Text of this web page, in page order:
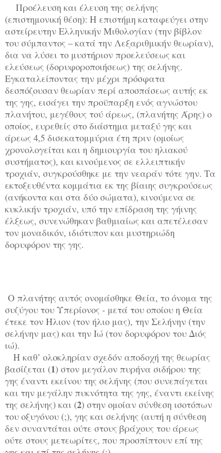
Προέλευση και έλευση της σελήνης
(επιστημονική θέση): Η επιστήμη καταφεύγει στην
αστείρευτην Ελληνικήν Μιθολογίαν (την βίβλον
του σύμπαντος – κατά την Λεξαριθμικήν θεωρίαν),
δια να λύσει το μυστήριον προελεύσεως και
ελεύσεως (δορυφοροποιήσεως) της σελήνης.
Εγκαταλείποντας την μέχρι πρόσφατα
δεσπόζουσαν θεωρίαν περί αποσπάσεως αυτής εκ
της γης, εισάγει την προϋπαρξη ενός αγνώστου
πλανήτου, μεγέθους τού άρεως, (πλανήτης Άρης) ο
οποίος, ευρεθείς στο διάστημα μεταξύ γης και
άρεως 4,5 δισεκατομμύρια έτη πριν (ομοίως
χρονολογείται και η δημιουργία του ηλιακού
συστήματος), και κινούμενος σε ελλειπτικήν
τροχιάν, συγκρούσθηκε με την νεαράν τότε γην. Τα
εκτοξευθέντα κομμάτια εκ της βίαιης συγκρούσεως
(ανήκοντα και στα δύο σώματα), κινούμενα σε
κυκλικήν τροχιάν, υπό την επίδραση της γήινης
έλξεως, συνενώθηκαν βαθμιαίως και απετέλεσαν
τον μοναδικόν, ιδιότυπον και μυστηριώδη
δορυφόρον της γης.
Ο πλανήτης αυτός ονομάσθηκε Θεία, το όνομα της
συζύγου του Υπερίονος - μετά του οποίου η Θεία
έτεκε τον Ήλιον (τον ήλιο μας), την Σελήνην (την
σελήνην μας) και την Ιώ (τον δορυφόρον του Διός
ιώ).
Η καθ’ ολοκληρίαν σχεδόν αποδοχή της θεωρίας
βασίζεται (1) στον μεγάλον πυρήνα σιδήρου της
γης έναντι εκείνου της σελήνης (που συνεπάγεται
και την μεγάλην πυκνότητα της γης, έναντι εκείνης
της σελήνης) και (2) στην ομοίαν σύνθεση ισοτόπων
του οξυγόνου (;), γης και σελήνης (αυτή η σύνθεση
δεν συναντάται ούτε στους βράχους του άρεως
ούτε στους μετεωρίτες, που προσπίπτουν επί της